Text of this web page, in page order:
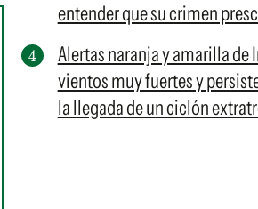
entender que su crimen
Alertas naranja y amarilla de
vientos muy fuertes y
la llegada de un ciclón